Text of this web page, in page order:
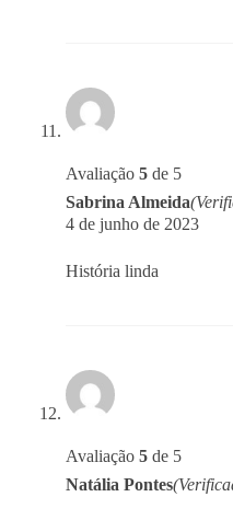
Avaliação 5 de 5
Sabrina Almeida
4 de junho de 2023
História linda
Avaliação 5 de 5
Natália Pontes